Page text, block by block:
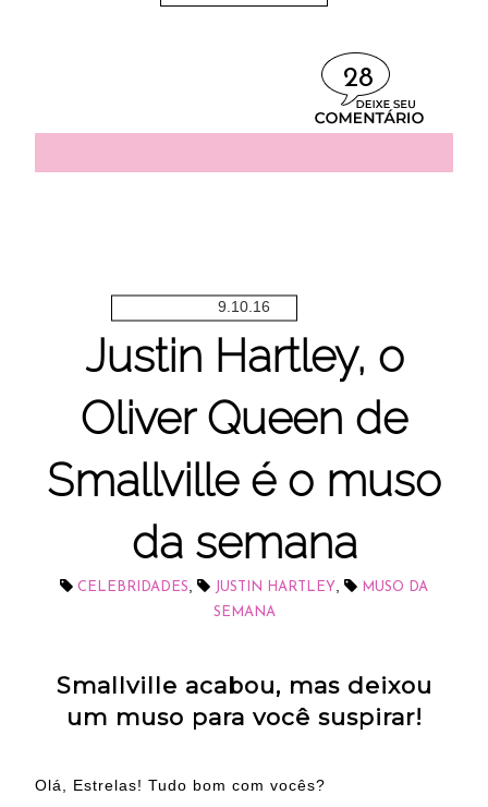
28
9.10.16
Justin Hartley, o
Oliver Queen de
Smallville é o muso
da semana
CELEBRIDADES JUSTIN HARTLEY
MUSO DA
SEMANA
Smallville acabou, mas deixou
um muso para você suspirar!
Olá, Estrelas! Tudo bom com vocês?